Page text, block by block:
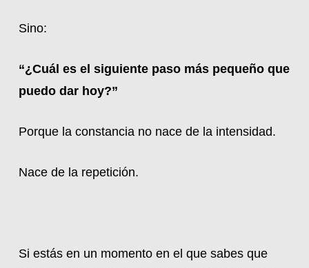
Sino:
“¿Cuál es el siguiente paso más pequeño que
puedo dar hoy?”
Porque la constancia no nace de la intensidad.
Nace de la repetición.
Si estás en un momento en el que sabes que